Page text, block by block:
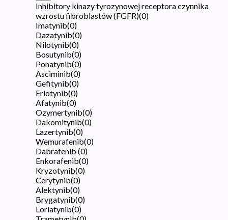
Inhibitory kinazy tyrozynowej receptora czynnika
wzrostu fibroblastów (FGFR)(0)
Imatynib(0)
Dazatynib(0)
Nilotynib(0)
Bosutynib(0)
Ponatynib(0)
Asciminib(0)
Gefitynib(0)
Erlotynib(0)
Afatynib(0)
Ozymertynib(0)
Dakomitynib(0)
Lazertynib(0)
Wemurafenib(0)
Dabrafenib (0)
Enkorafenib(0)
Kryzotynib(0)
Cerytynib(0)
Alektynib(0)
Brygatynib(0)
Lorlatynib(0)